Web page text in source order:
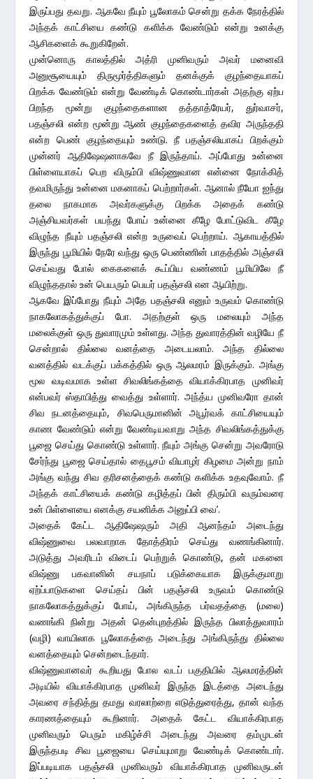
இருப்பது தவறு. ஆகவே நீயும் பூலோகம் சென்று தக்க நேரத்தில்
அந்தக் காட்சியை கண்டு களிக்க வேண்டும் என்று உனக்கு
ஆசிகளைக் கூறுகிறேன்.
முன்னொரு காலத்தில் அத்ரி முனிவரும் அவர் மனைவி
அனுசூயையும் திருமூர்த்திகளும் தனக்குக் குழந்தையாகப்
பிறக்க வேண்டும் என்று வேண்டிக் கொண்டார்கள் அதற்கு ஏற்ப
பிறந்த மூன்று குழந்தைகளான தத்தாத்ரேயர், துர்வாசர்,
பதஞ்சலி என்ற மூன்று ஆண் குழந்தைகளைத் தவிர அருந்ததி
என்ற பெண் குழந்தையும் உண்டு. நீ பதஞ்சலியாகப் பிறக்கும்
முன்னர் ஆதிஷேஷனாகவே நீ இருந்தாய். அப்போது உன்னை
பிள்ளையாகப் பெற விரும்பி விஷ்ணுவான என்னை நோக்கித்
தவமிருந்து உன்னை மகனாகப் பெற்றார்கள். ஆனால் நீயோ ஐந்து
தலை நாகமாக அவர்களுக்கு பிறக்க அதைக் கண்டு
அஞ்சியவர்கள் பயந்து போய் உன்னை கீழே போட்டுவிட கீழே
விழுந்த நீயும் பதஞ்சலி என்ற உருவைப் பெற்றாய். ஆகாயத்தில்
இருந்து பூமியில் நேரே வந்து ஒரு பெண்ணின் பாதத்தில் அஞ்சலி
செய்வது போல் கைகளைக் கூப்பிய வண்ணம் பூமியிலே நீ
விழுந்ததால் உன் பெயரும் பெயர் பதஞ்சலி என ஆயிற்று.
ஆகவே இப்போது நீயும் அதே பதஞ்சலி எனும் உருவம் கொண்டு
நாகலோகத்துக்குப் போ. அதற்குள் ஒரு மலையும் அந்த
மலைக்குள் ஒரு துவாரமும் உள்ளது. அந்த துவாரத்தின் வழியே நீ
சென்றால் தில்லை வனத்தை அடையலாம். அந்த தில்லை
வனத்தில் வடக்குப் பக்கத்தில் ஒரு ஆலமரம் இருக்கும். அங்கு
மூல வடிவமாக உள்ள சிவலிங்கத்தை வியாக்கிரபாத முனிவர்
என்பவர் ஸ்தாபித்து வைத்து உள்ளார். அந்த்ய முனிவரோ தான்
சிவ நடனத்தையும், சிவபெருமானின் அபூர்வக் காட்சியையும்
காண வேண்டும் என்று வேண்டியவாறு அந்த சிவலிங்கத்துக்கு
பூஜை செய்து கொண்டு உள்ளார். நீயும் அங்கு சென்று அவரோடு
சேர்ந்து பூஜை செய்தால் தைபூசம் வியாழர் கிழமை அன்று நாம்
அங்கு வந்து சிவ தரிசனத்தைக் கண்டு களிக்க உதவுவோம். நீ
அந்தக் காட்சியைக் கண்டு கழித்தப் பின் திரும்பி வரும்வரை
உன் பிள்ளையை எனக்கு சயனிக்க அனுப்பி வை’.
அதைக் கேட்ட ஆதிஷேஷரும் அதி ஆனந்தம் அடைந்து
விஷ்ணுவை பலவாறாக தோத்திரம் செய்து வணங்கினார்.
அடுத்து அவரிடம் விடைப் பெற்றுக் கொண்டு, தன் மகனை
விஷ்ணு பகவானின் சயநாப் படுக்கையாக இருக்குமாறு
ஏற்ப்பாடுகளை செய்தப் பின் பதஞ்சலி உருவம் கொண்டு
நாகலோகத்துக்குப் போய், அங்கிருந்த பர்வதத்தை (மலை)
வணங்கி நின்று அதன் தென்புறத்தில் இருந்த பிலாத்துவாரம்
(வழி) வாயிலாக பூலோகத்தை அடைந்து அங்கிருந்து தில்லை
வனத்தையும் சென்றடைந்தார்.
விஷ்ணுவானவர் கூறியது போல வடப் பகுதியில் ஆலமரத்தின்
அடியில் வியாக்கிரபாத முனிவர் இருந்த இடத்தை அடைந்து
அவரை சந்தித்து தமது வரலாற்றை எடுத்துரைத்து, தான் வந்த
காரணத்தையும் கூறினார். அதைக் கேட்ட வியாக்கிரபாத
முனிவரும் பெரும் மகிழ்ச்சி அடைந்து அவரை தம்முடன்
இருந்தபடி சிவ பூஜையை செய்யுமாறு வேண்டிக் கொண்டார்.
இப்படியாக பதஞ்சலி முனிவரும் வியாக்கிரபாத முனிவருடன்